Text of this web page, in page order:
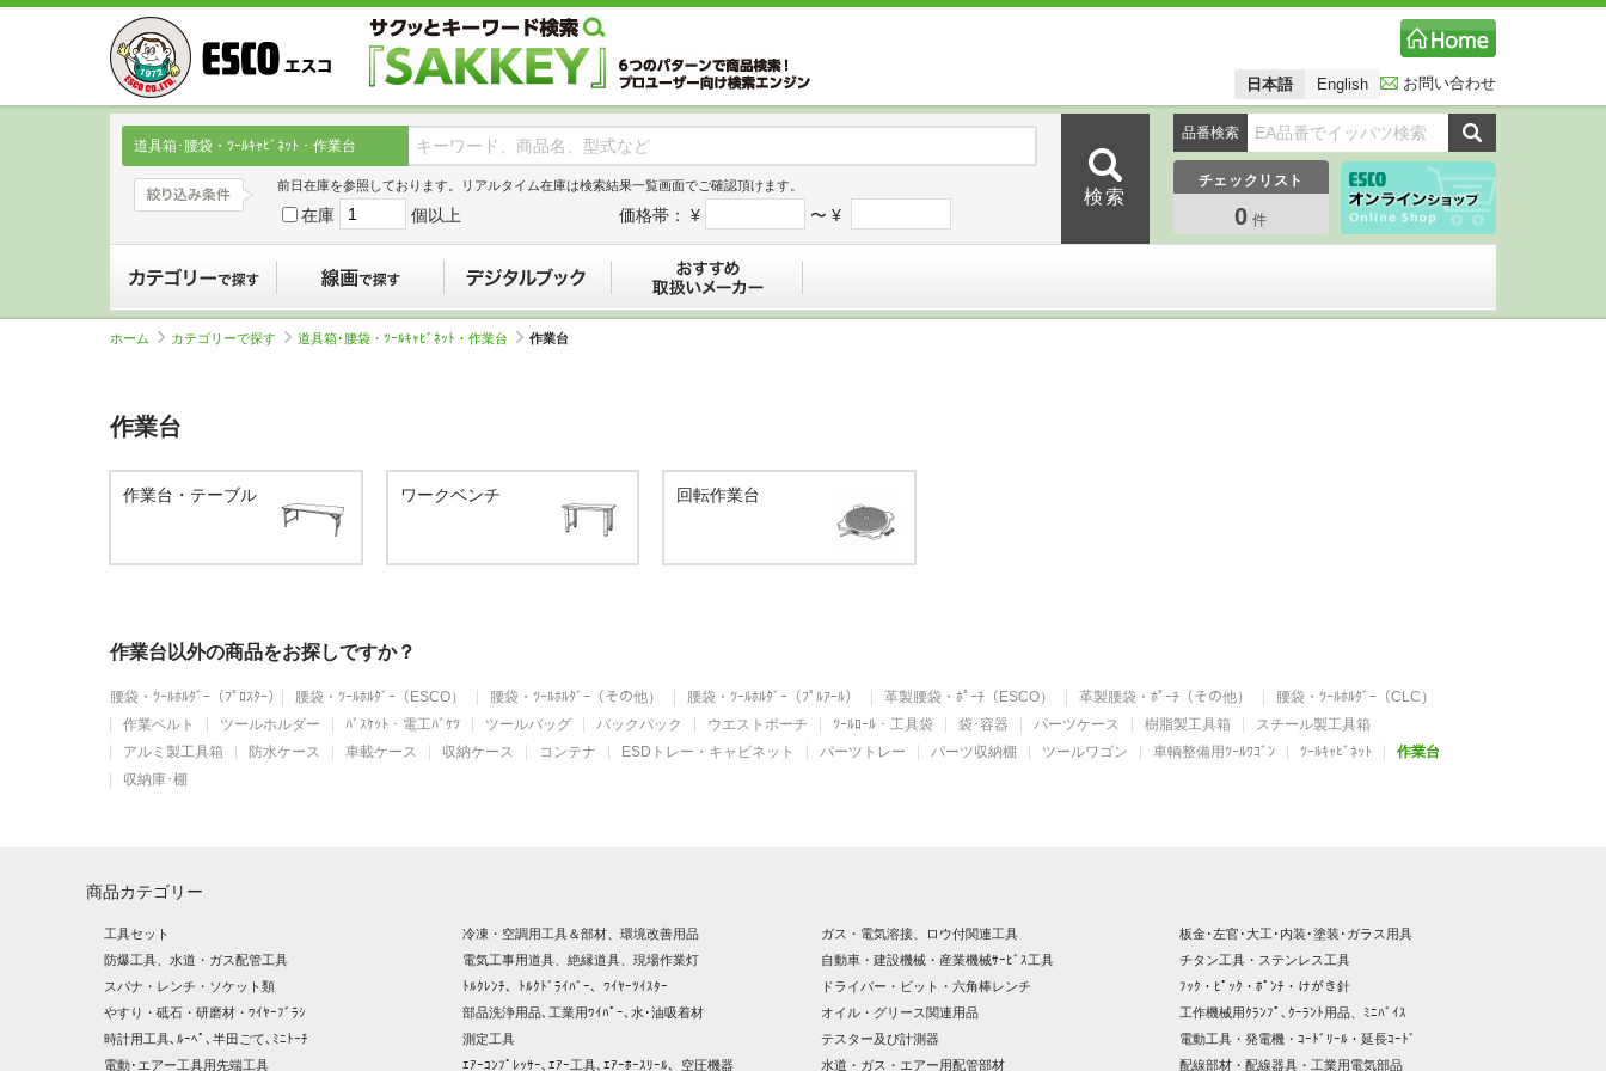
日本語 English お問い合わせ
道具箱･腰袋・ﾂｰﾙｷｬﾋﾞﾈｯﾄ・作業台
前日在庫を参照しております。リアルタイム在庫は検索結果一覧画面でご確認頂けます。
在庫 個以上 価格帯： ¥ 〜 ¥
品番検索
チェックリスト
0 件
ホーム カテゴリーで探す 道具箱･腰袋・ﾂｰﾙｷｬﾋﾞﾈｯﾄ・作業台 作業台
作業台
作業台・テーブル ワークベンチ 回転作業台
作業台以外の商品をお探しですか？
腰袋・ﾂｰﾙﾎﾙﾀﾞｰ（ﾌﾟﾛｽﾀｰ） 腰袋・ﾂｰﾙﾎﾙﾀﾞｰ（ESCO） 腰袋・ﾂｰﾙﾎﾙﾀﾞｰ（その他） 腰袋・ﾂｰﾙﾎﾙﾀﾞｰ（ﾌﾟﾙｱｰﾙ） 革製腰袋・ﾎﾟｰﾁ（ESCO） 革製腰袋・ﾎﾟｰﾁ（その他）
腰袋・ﾂｰﾙﾎﾙﾀﾞｰ（CLC）
作業ベルト
ツールホルダー ﾊﾞｽｹｯﾄ・電工ﾊﾞｹﾂ ツールバッグ バックパック ウエストポーチ ﾂｰﾙﾛｰﾙ・工具袋 袋･容器 パーツケース 樹脂製工具箱
スチール製工具箱
アルミ製工具箱
防水ケース 車載ケース 収納ケース コンテナ ESDトレー・キャビネット パーツトレー パーツ収納棚 ツールワゴン 車輌整備用ﾂｰﾙﾜｺﾞﾝ ﾂｰﾙｷｬﾋﾞﾈｯﾄ
作業台
収納庫･棚
商品カテゴリー
工具セット 冷凍・空調用工具＆部材、環境改善用品 ガス・電気溶接、ロウ付関連工具
板金･左官･大工･内装･塗装･ガラス用具
防爆工具、水道・ガス配管工具
電気工事用道具、絶縁道具、現場作業灯 自動車・建設機械・産業機械ｻｰﾋﾞｽ工具
チタン工具・ステンレス工具
スパナ・レンチ・ソケット類
ﾄﾙｸﾚﾝﾁ、ﾄﾙｸﾄﾞﾗｲﾊﾞｰ、ﾜｲﾔｰﾂｲｽﾀｰ ドライバー・ビット・六角棒レンチ
ﾌｯｸ・ﾋﾟｯｸ・ﾎﾟﾝﾁ・けがき針
やすり・砥石・研磨材・ﾜｲﾔｰﾌﾞﾗｼ
部品洗浄用品､工業用ﾜｲﾊﾟｰ､水･油吸着材 オイル・グリース関連用品
工作機械用ｸﾗﾝﾌﾟ､ｸｰﾗﾝﾄ用品、ﾐﾆﾊﾞｲｽ
時計用工具､ﾙｰﾍﾟ､半田ごて､ﾐﾆﾄｰﾁ
測定工具 テスター及び計測器
電動工具・発電機・ｺｰﾄﾞﾘｰﾙ・延長ｺｰﾄﾞ
電動･エアー工具用先端工具
ｴｱｰｺﾝﾌﾟﾚｯｻｰ､ｴｱｰ工具､ｴｱｰﾎｰｽﾘｰﾙ、空圧機器 水道・ガス・エアー用配管部材 配線部材・配線器具・工業用電気部品